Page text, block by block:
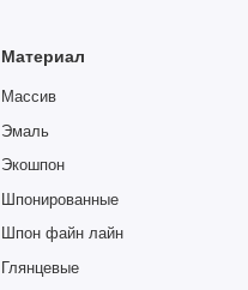
Материал
Массив
Эмаль
Экошпон
Шпонированные
Шпон файн лайн
Глянцевые